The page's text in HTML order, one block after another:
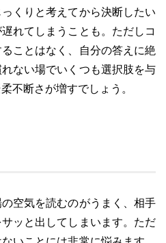
くりと考えてから決断したい
れてしまうことも。ただしコ
ことはなく、自分の答えに絶
ない場でいくつも選択肢を与
不断さが増すでしょう。
空気を読むのがうまく、相手
ッと出してしまいます。ただ